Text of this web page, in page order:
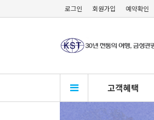
로그인 회원가입 예약확인
고객혜택